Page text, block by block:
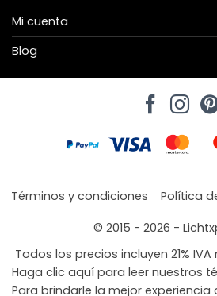
Mi cuenta
Blog
Términos y condiciones Política
© 2015 - 2026 -
Todos los precios incluyen 21%
Haga clic aquí para leer nuestros
Para brindarle la mejor